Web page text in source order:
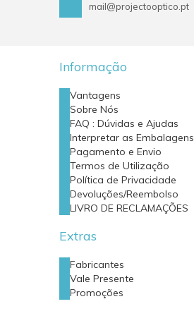
mail@projectooptico.pt
Informação
Vantagens
Sobre Nós
FAQ : Dúvidas e Ajudas
Interpretar as Embalagens
Pagamento e Envio
Termos de Utilização
Política de Privacidade
Devoluções/Reembolso
LIVRO DE RECLAMAÇÕES
Extras
Fabricantes
Vale Presente
Promoções